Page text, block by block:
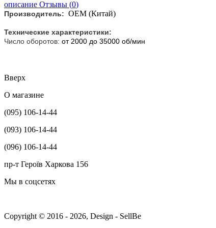
описание Отзывы (0)
Производитель: ОЕМ (Китай)
Технические характеристики:
Число оборотов: от 2000 до 35000 об/мин
Вверх
О магазине
(095) 106-14-44
(093) 106-14-44
(096) 106-14-44
пр-т Героїв Харкова 156
Мы в соцсетях
Copyright © 2016 - 2026, Design - SellBe